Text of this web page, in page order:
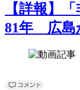
【詳報】
81年 広島